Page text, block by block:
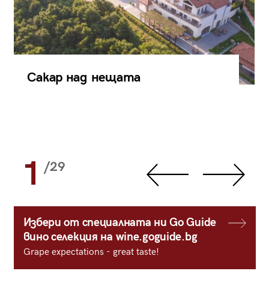
Сакар над нещата
1 /29
Избери от специалната ни Go Guide
вино селекция на wine.goguide.bg
Grape expectations - great taste!